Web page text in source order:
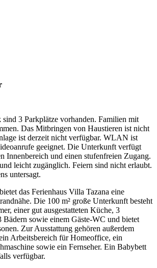
3 Parkplätze vorhanden. Familien mit
Das Mitbringen von Haustieren ist nicht
ist derzeit nicht verfügbar. WLAN ist
geeignet. Die Unterkunft verfügt
Innenbereich und einen stufenfreien Zugang.
leicht zugänglich. Feiern sind nicht erlaubt.
untersagt.
das Ferienhaus Villa Tazana eine
Die 100 m² große Unterkunft besteht
einer gut ausgestatteten Küche, 3
Bädern sowie einem Gäste-WC und bietet
Zur Ausstattung gehören außerdem
Arbeitsbereich für Homeoffice, ein
sowie ein Fernseher. Ein Babybett
verfügbar.